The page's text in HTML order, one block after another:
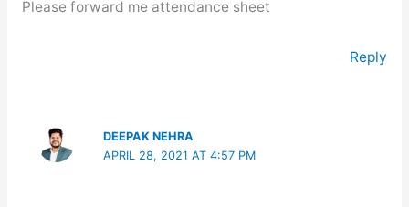
Please forward me attendance sheet
Reply
DEEPAK NEHRA
APRIL 28, 2021 AT 4:57 PM